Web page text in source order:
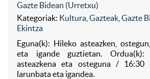
Gazte Bidean (Urretxu)
Kategoriak: Kultura Gazteak Gazte
Ekintza
Eguna(k): Hileko asteazken,
eta igande guztietan.
asteazkena eta osteguna / 16:30
larunbata eta igandea.